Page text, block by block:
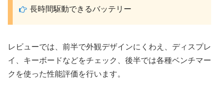
長時間駆動できるバッテリー
レビューでは、前半で外観デザインにくわえ、ディスプレ
イ、キーボードなどをチェック、後半では各種ベンチマー
クを使った性能評価を行います。